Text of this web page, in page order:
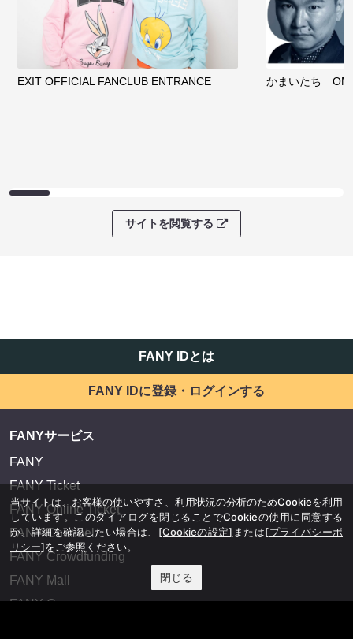
EXIT OFFICIAL FANCLUB ENTRANCE かまいたち
サイトを閲覧する
FANY IDとは
FANY IDに登録・ログインする
FANYサービス
FANY
FANY Ticket
FANY Online Ticket
FANY Channel
FANY Crowdfunding
FANY Mall
FANY Commu
当サイトは、お客様の使いやすさ、利用状況の分析のためCookieを利用
しています。このダイアログを閉じることでCookieの使用に同意する
か、詳細を確認したい場合は、 [Cookieの設定] または[プライバシーポ
リシー]をご参照ください。
閉じる